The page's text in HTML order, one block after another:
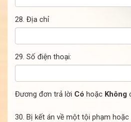
28. Địa chỉ
29. Số điện thoại:
Đương đơn trả lời Có hoặc Không
30. Bị kết án về một tội phạm